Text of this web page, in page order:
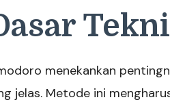
menekankan
jelas. Metode ini